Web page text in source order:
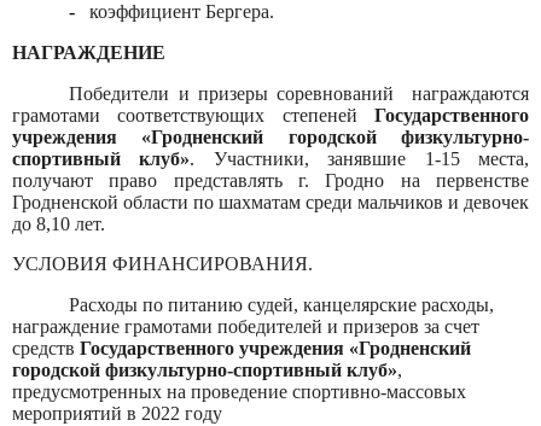
-
коэффициент Бергера.
НАГРАЖДЕНИЕ
Победители и призеры соревнований
награждаются
грамотами соответствующих степеней Государственного
учреждения «Гродненский городской физкультурно-
спортивный клуб». Участники, занявшие 1-15 места,
получают право представлять г. Гродно на первенстве
Гродненской области по шахматам среди мальчиков и девочек
до 8,10 лет.
УСЛОВИЯ ФИНАНСИРОВАНИЯ.
Расходы по питанию судей, канцелярские расходы,
награждение грамотами победителей и призеров за счет
средств Государственного учреждения «Гродненский
городской физкультурно-спортивный клуб»,
предусмотренных на проведение спортивно-массовых
мероприятий в 2022 году